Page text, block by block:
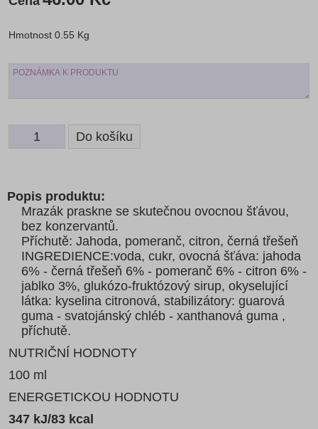
Hmotnost 0.55 Kg
Popis produktu:
Mrazák praskne se skutečnou ovocnou šťávou,
bez konzervantů.
Příchutě: Jahoda, pomeranč, citron, černá třešeň
INGREDIENCE:voda, cukr, ovocná šťáva: jahoda
6% - černá třešeň 6% - pomeranč 6% - citron 6% -
jablko 3%, glukózo-fruktózový sirup, okyselující
látka: kyselina citronová, stabilizátory: guarová
guma - svatojánský chléb - xanthanová guma ,
příchutě.
NUTRIČNÍ HODNOTY
100 ml
ENERGETICKOU HODNOTU
347 kJ/83 kcal